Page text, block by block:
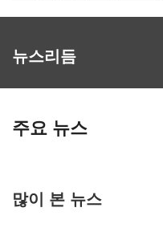
뉴스리듬
주요 뉴스
많이 본 뉴스